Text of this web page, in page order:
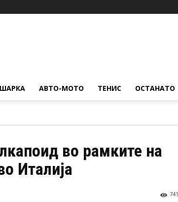
АВТО-МОТО ТЕНИС ОСТАНАТО
во рамките на
Италија
741